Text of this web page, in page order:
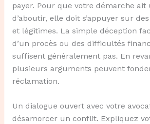
payer. Pour que votre démarche ait
d’aboutir, elle doit s’appuyer sur
et légitimes. La simple déception
d’un procès ou des difficultés
suffisent généralement pas. En
plusieurs arguments peuvent
réclamation.
Un dialogue ouvert avec votre
désamorcer un conflit. Expliquez